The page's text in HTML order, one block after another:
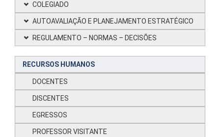
COLEGIADO
AUTOAVALIAÇÃO E PLANEJAMENTO ESTRATÉGICO
REGULAMENTO – NORMAS – DECISÕES
RECURSOS HUMANOS
DOCENTES
DISCENTES
EGRESSOS
PROFESSOR VISITANTE